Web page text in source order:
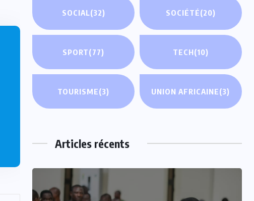
SOCIAL(32) SOCIÉTÉ(20)
SPORT(77) TECH(10)
TOURISME(3) UNION AFRICAINE(3)
Articles récents